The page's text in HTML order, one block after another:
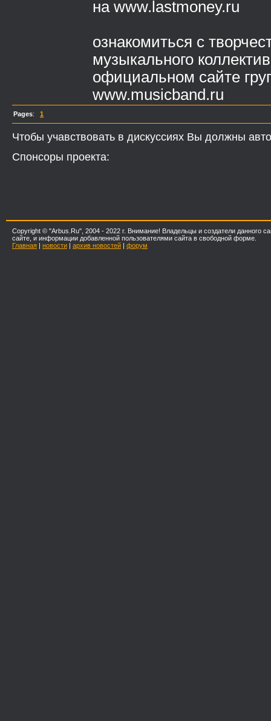
на www.lastmoney.ru
ознакомиться с
музыкального
официальном сайте
www.musicband.ru
Pages: 1
Чтобы учавствовать в дискуссиях Вы должны
Спонсоры проекта:
Copyright © "Arbus.Ru", 2004 - 2022 г. Внимание! Владельцы и создатели данного
сайте, и информации добавленной пользователями сайта в свободной форме.
Главная | новости | архив новостей | форум